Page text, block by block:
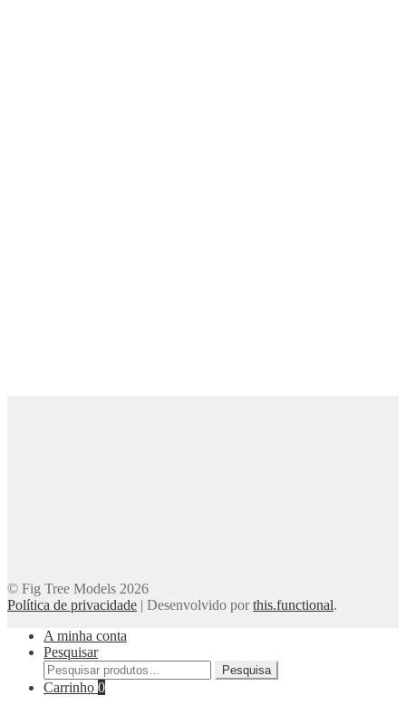
© Fig Tree Models 2026
Política de privacidade | Desenvolvido porthis.functional.
A minha conta
Pesquisar
Pesquisar
por:
Pesquisa
Carrinho 0